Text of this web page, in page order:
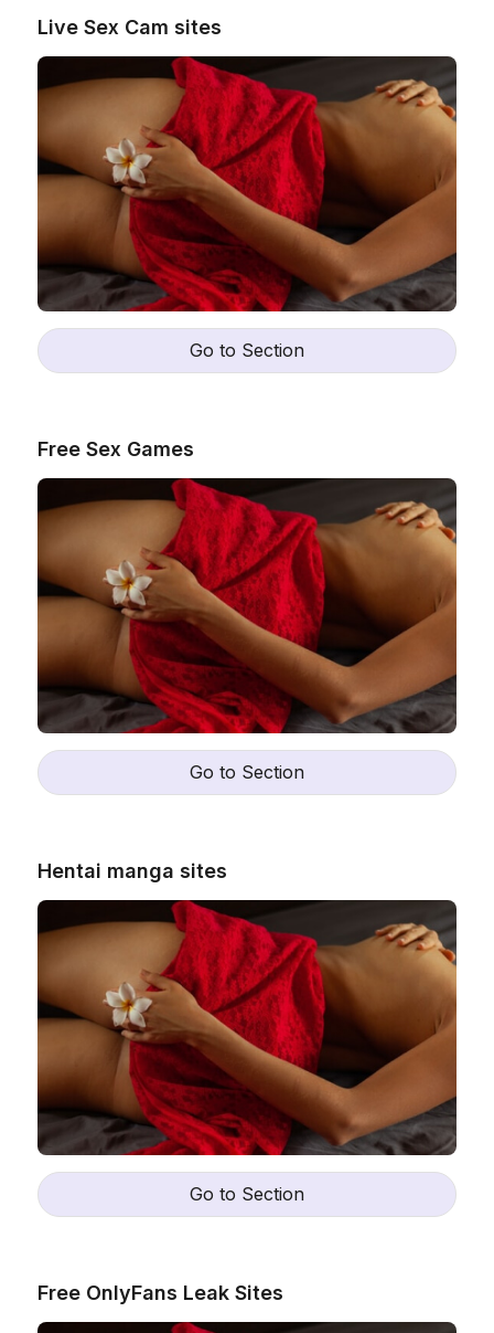
Live Sex Cam sites
Go to Section
Free Sex Games
Go to Section
Hentai manga sites
Go to Section
Free OnlyFans Leak Sites